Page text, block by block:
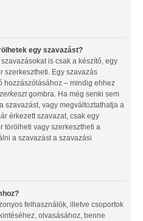
egy szavazást?
is csak a készítő, egy
szerkesztheti. Egy szavazás
hozzászólásához – mindig ehhez
gombra. Ha még senki sem
szavazást, vagy megváltoztathatja a
érkezett szavazat, csak egy
törölheti vagy szerkesztheti a
a szavazást a szavazási
felhasználók, illetve csoportok
olvasásához, benne